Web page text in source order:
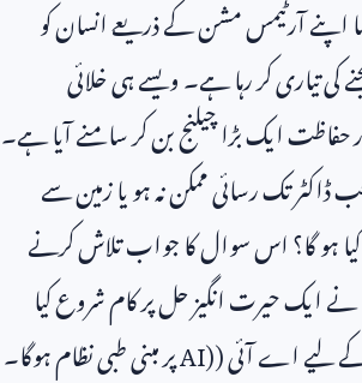
اپنے آرٹیمس مشن کے ذریعے انسان کو
کی تیاری کر رہا ہے۔ ویسے ہی خلائی
ایک بڑا چیلنج بن کر سامنے آیا ہے۔
تک رسائی ممکن نہ ہو یا زمین سے
ہو گا؟ اس سوال کا جواب تلاش کرنے
ایک حیرت انگیز حل پر کام شروع کیا
لیے اے آئی (AI)پر مبنی طبی نظام ہوگا۔